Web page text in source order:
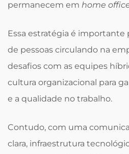
permanecem em home
Essa estratégia é importante
de pessoas circulando na
desafios com as equipes
cultura organizacional para
e a qualidade no trabalho.
Contudo, com uma
clara, infraestrutura